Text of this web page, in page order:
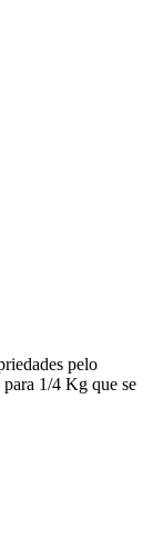
pelo
para 1/4 Kg que se